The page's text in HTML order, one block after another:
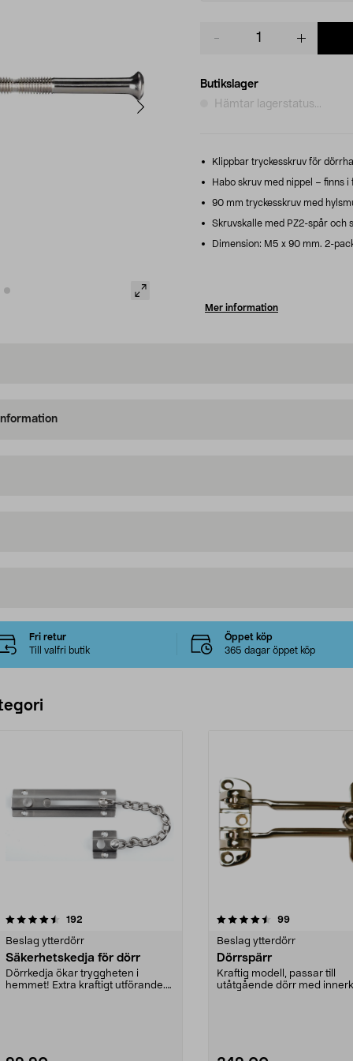
Butikslager
Hämtar lagerstatus...
Klippbar tryckesskruv för
Habo skruv med nippel – finns i
90 mm tryckesskruv med
Skruvskalle med PZ2-spår och
Dimension: M5 x 90 mm. 2-
Mer information
Fri retur
Till valfri butik
Öppet köp
365 dagar öppet köp
192
Beslag ytterdörr
Säkerhetskedja för dörr
Dörrkedja ökar tryggheten i
hemmet! Extra kraftigt utförande.
4.5 av 5 stjärnor 99recensioner
Beslag ytterdörr
Dörrspärr
Kraftig modell, passar till
utåtgående dörr med
4.5 av 5 stjärnor